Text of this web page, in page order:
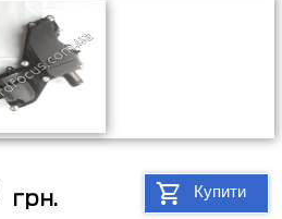
грн. Купити